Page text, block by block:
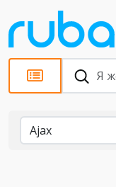
Бренды